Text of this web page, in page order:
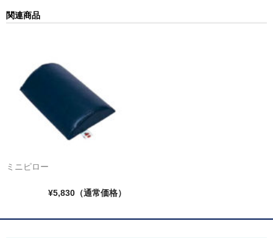
Therapeutica (セラピューティカ)
Erler Zimmer (エルラージマー)
SEROLA BIOMECHANICS (セローラ バイオメカニクス)
関連商品
ミニピロー
¥5,830（通常価格）